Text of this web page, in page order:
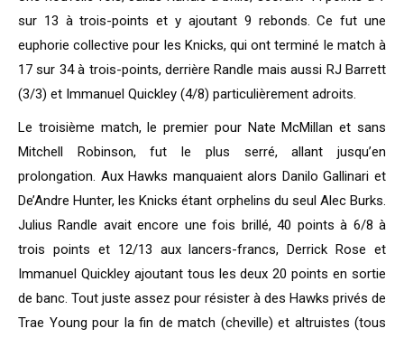
sur 13 à trois-points et y ajoutant 9 rebonds. Ce fut une
euphorie collective pour les Knicks, qui ont terminé le match à
17 sur 34 à trois-points, derrière Randle mais aussi RJ Barrett
(3/3) et Immanuel Quickley (4/8) particulièrement adroits.
Le troisième match, le premier pour Nate McMillan et sans
Mitchell Robinson, fut le plus serré, allant jusqu’en
prolongation. Aux Hawks manquaient alors Danilo Gallinari et
De’Andre Hunter, les Knicks étant orphelins du seul Alec Burks.
Julius Randle avait encore une fois brillé, 40 points à 6/8 à
trois points et 12/13 aux lancers-francs, Derrick Rose et
Immanuel Quickley ajoutant tous les deux 20 points en sortie
de banc. Tout juste assez pour résister à des Hawks privés de
Trae Young pour la fin de match (cheville) et altruistes (tous